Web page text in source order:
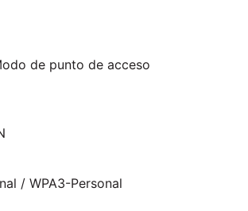
de punto de acceso
/ WPA3-Personal